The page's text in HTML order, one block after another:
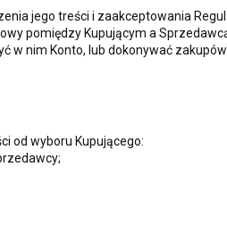
jego treści i zaakceptowania
pomiędzy Kupującym a
w nim Konto, lub dokonywać
od wyboru Kupującego: